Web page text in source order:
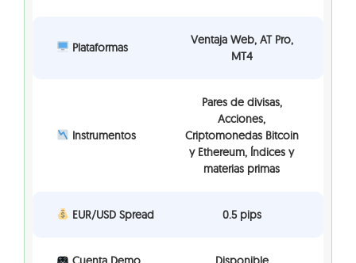
Plataformas
Ventaja Web, AT Pro,
MT4
Instrumentos
Pares de divisas,
Acciones,
Criptomonedas Bitcoin
y Ethereum, Índices y
materias primas
EUR/USD Spread 0.5 pips